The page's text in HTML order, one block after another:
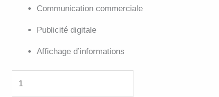
Communication commerciale
Publicité digitale
Affichage d’informations